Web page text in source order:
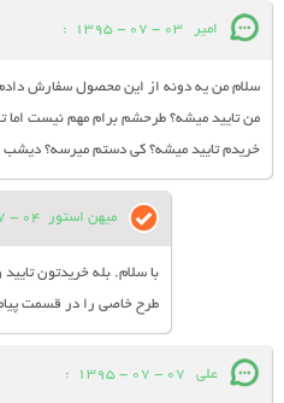
امیر 03 - 07 - 1395
:
سلام من یه دونه از این محصول سفارش
من تایید میشه؟ طرحشم برام مهم نیست اما
خریدم تایید میشه؟ کی دستم میرسه؟
میهن استور 04 - 07 - 1395
با سلام. بله خریدتون
طرح خاصی را در قسمت
علی 07 - 07 - 1395
: